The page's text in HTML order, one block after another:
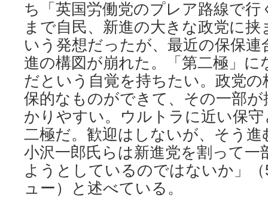
ち「英国労働党のプレア路線で行
まで自民、新進の大きな政党に
いう発想だったが、最近の保保連
進の構図が崩れた。「第二極」に
だという自覚を持ちたい。政党
保的なものができて、その一部
かりやすい。ウルトラに近い保
二極だ。歓迎はしないが、そう
小沢一郎氏らは新進党を割って一
ようとしているのではないか」
ュー）と述べている。